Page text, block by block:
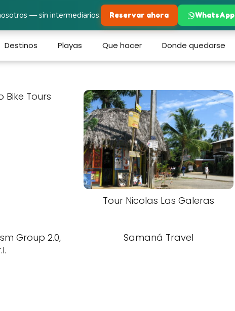
Destinos Playas Que hacer Donde quedarse
Bike Tours
Tour Nicolas Las Galeras
Group 2.0,
Samaná Travel
— sin intermediarios. Reservar ahora WhatsApp